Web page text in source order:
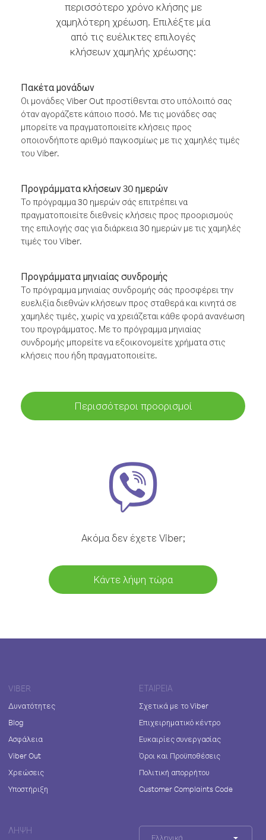
περισσότερο χρόνο κλήσης με
χαμηλότερη χρέωση. Επιλέξτε μία
από τις ευέλικτες επιλογές
κλήσεων χαμηλής χρέωσης:
Πακέτα μονάδων
Οι μονάδες Viber Out προστίθενται στο υπόλοιπό σας
όταν αγοράζετε κάποιο ποσό. Με τις μονάδες σας
μπορείτε να πραγματοποιείτε κλήσεις προς
οποιονδήποτε αριθμό παγκοσμίως με τις χαμηλές τιμές
του Viber.
Προγράμματα κλήσεων 30 ημερών
Το πρόγραμμα 30 ημερών σάς επιτρέπει να
πραγματοποιείτε διεθνείς κλήσεις προς προορισμούς
της επιλογής σας για διάρκεια 30 ημερών με τις χαμηλές
τιμές του Viber.
Προγράμματα μηνιαίας συνδρομής
Το πρόγραμμα μηνιαίας συνδρομής σάς προσφέρει την
ευελιξία διεθνών κλήσεων προς σταθερά και κινητά σε
χαμηλές τιμές, χωρίς να χρειάζεται κάθε φορά ανανέωση
του προγράμματος. Με το πρόγραμμα μηνιαίας
συνδρομής μπορείτε να εξοικονομείτε χρήματα στις
κλήσεις που ήδη πραγματοποιείτε.
Περισσότεροι προορισμοί
Ακόμα δεν έχετε Viber;
Κάντε λήψη τώρα
VIBER
Δυνατότητες
Blog
Ασφάλεια
Viber Out
Χρεώσεις
Υποστήριξη
ΕΤΑΙΡΕΊΑ
Σχετικά με το Viber
Επιχειρηματικό κέντρο
Ευκαιρίες συνεργασίας
Όροι και Προϋποθέσεις
Πολιτική απορρήτου
Customer Complaints Code
ΛΉΨΗ
Ελληνικά